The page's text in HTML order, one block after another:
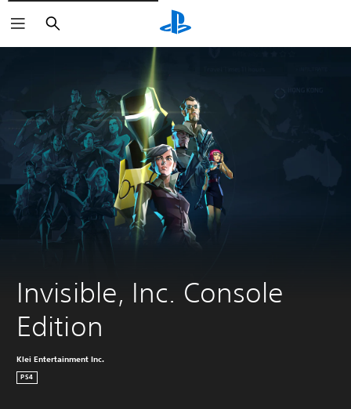
Zoeken
Invisible, Inc. Console
Edition
Klei Entertainment Inc.
PS4